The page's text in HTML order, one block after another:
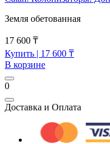
Земля обетованная
17 600 ₸
Купить | 17 600 ₸
В корзине
0
Доставка и Оплата